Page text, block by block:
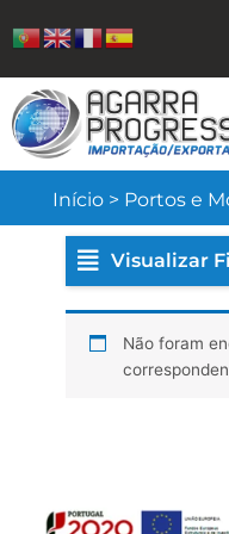
to
Início > Portos e
Visualizar
Não foram